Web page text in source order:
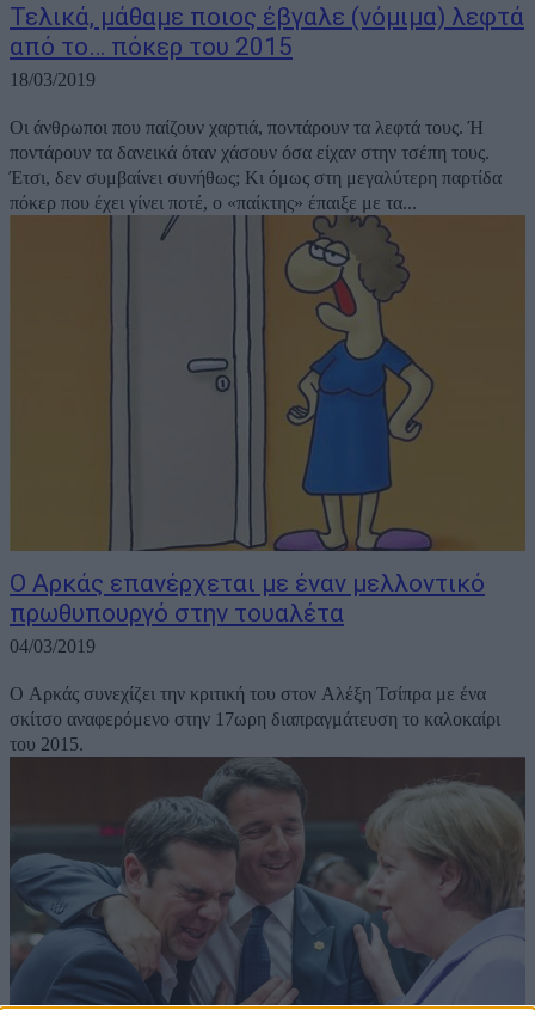
Τελικά, μάθαμε ποιος έβγαλε (νόμιμα) λεφτά
από το… πόκερ του 2015
18/03/2019
Οι άνθρωποι που παίζουν χαρτιά, ποντάρουν τα λεφτά τους. Ή
ποντάρουν τα δανεικά όταν χάσουν όσα είχαν στην τσέπη τους.
Έτσι, δεν συμβαίνει συνήθως; Κι όμως στη μεγαλύτερη παρτίδα
πόκερ που έχει γίνει ποτέ, ο «παίκτης» έπαιξε με τα...
Ο Αρκάς επανέρχεται με έναν μελλοντικό
πρωθυπουργό στην τουαλέτα
04/03/2019
Ο Αρκάς συνεχίζει την κριτική του στον Αλέξη Τσίπρα με ένα
σκίτσο αναφερόμενο στην 17ωρη διαπραγμάτευση το καλοκαίρι
του 2015.